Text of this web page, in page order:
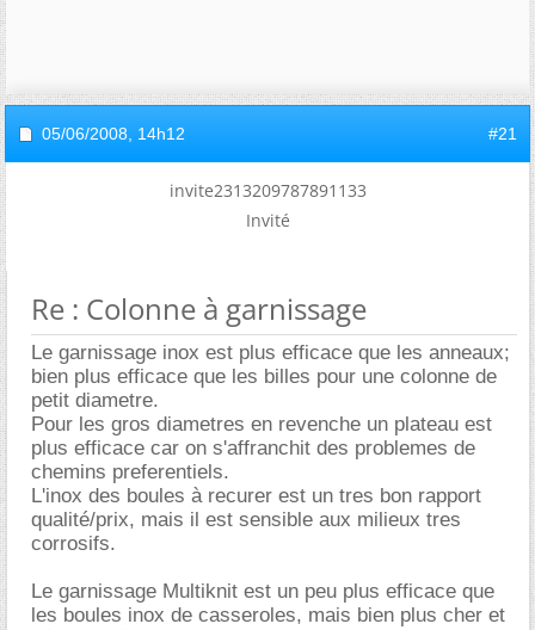
05/06/2008, 14h12 #21
invite2313209787891133
Invité
Re : Colonne à garnissage
Le garnissage inox est plus efficace que les anneaux;
bien plus efficace que les billes pour une colonne de
petit diametre.
Pour les gros diametres en revenche un plateau est
plus efficace car on s'affranchit des problemes de
chemins preferentiels.
L'inox des boules à recurer est un tres bon rapport
qualité/prix, mais il est sensible aux milieux tres
corrosifs.
Le garnissage Multiknit est un peu plus efficace que
les boules inox de casseroles, mais bien plus cher et